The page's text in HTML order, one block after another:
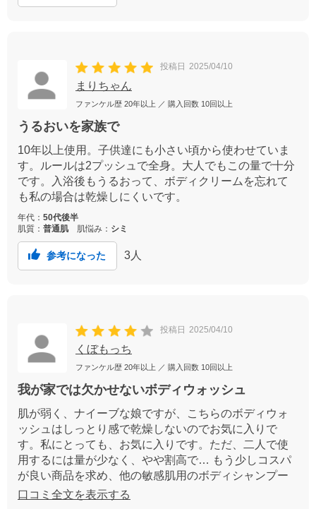
投稿日 2025/04/10
まりちゃん
ファンケル歴 20年以上 ／ 購入回数 10回以上
うるおいを家族で
10年以上使用。子供達にも小さい頃から使わせていま
す。ルールは2プッシュで全身。大人でもこの量で十分
です。入浴後もうるおって、ボディクリームを忘れて
も私の場合は乾燥しにくいです。
年代： 50代後半
肌質： 普通肌 肌悩み： シミ
参考になった 3 人
投稿日 2025/04/10
くぼもっち
ファンケル歴 20年以上 ／ 購入回数 10回以上
我が家では欠かせないボディウォッシュ
肌が弱く、ナイーブな娘ですが、こちらのボディウォ
ッシュはしっとり感で乾燥しないのでお気に入りで
す。私にとっても、お気に入りです。ただ、二人で使
用するには量が少なく、やや割高で… もう少しコスパ
が良い商品を求め、他の敏感肌用のボディシャンプー
をいろいろ使ってはみるのですが、結局こちらに戻っ
口コミ全文を表示する